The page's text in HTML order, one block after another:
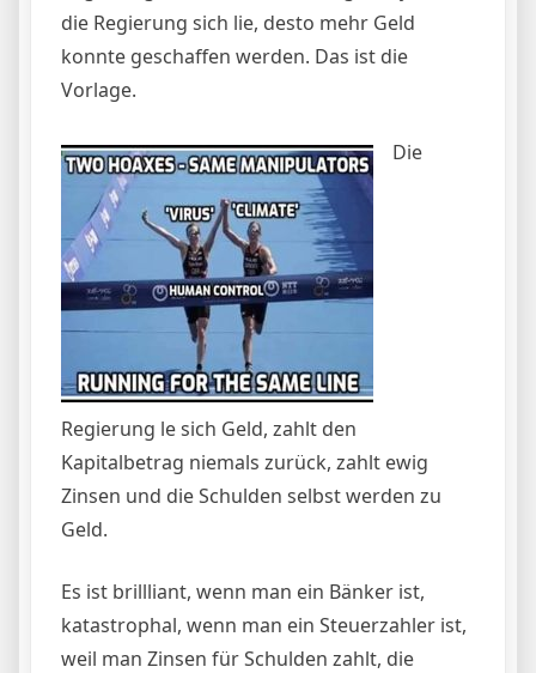
die Regierung sich lie, desto mehr Geld
konnte geschaffen werden. Das ist die
Vorlage.
Die
Regierung le sich Geld, zahlt den
Kapitalbetrag niemals zurück, zahlt ewig
Zinsen und die Schulden selbst werden zu
Geld.
Es ist brillliant, wenn man ein Bänker ist,
katastrophal, wenn man ein Steuerzahler ist,
weil man Zinsen für Schulden zahlt, die